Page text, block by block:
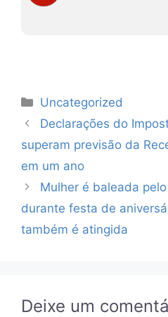
Categorias
Uncategorized
Declarações do
superam previsão da
em um ano
Mulher é baleada
durante festa de
também é atingida
Deixe um